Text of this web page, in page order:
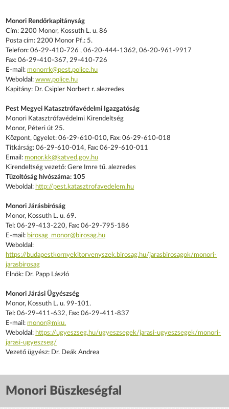
Monori Rendőrkapitányság
Cím: 2200 Monor, Kossuth L. u. 86
Posta cím: 2200 Monor Pf.: 5.
Telefon: 06-29-410-726 , 06-20-444-1362, 06-20-961-9917
Fax: 06-29-410-367, 29-410-726
E-mail: monorrk@pest.police.hu
Weboldal:www.police.hu
Kapitány: Dr. Csipler Norbert r. alezredes
Pest Megyei Katasztrófavédelmi Igazgatóság
Monori Katasztrófavédelmi Kirendeltség
Monor, Péteri út 25.
Központ, ügyelet: 06-29-610-010, Fax: 06-29-610-018
Titkárság: 06-29-610-014, Fax: 06-29-610-011
Email: monor.kk@katved.gov.hu
Kirendeltség vezető: Gere Imre tű. alezredes
Tűzoltóság hívószáma: 105
Weboldal: http://pest.katasztrofavedelem.hu
Monori Járásbíróság
Monor, Kossuth L. u. 69.
Tel: 06-29-413-220, Fax: 06-29-795-186
E-mail: birosag_monor@birosag.hu
Weboldal:
https://budapestkornyekitorvenyszek.birosag.hu/jarasbirosagok/monori-
jarasbirosag
Elnök: Dr. Papp László
Monori Járási Ügyészség
Monor, Kossuth L. u. 99-101.
Tel: 06-29-411-632, Fax: 06-29-411-837
E-mail: monor@mku.
Weboldal: https://ugyeszseg.hu/ugyeszsegek/jarasi-ugyeszsegek/monori-
jarasi-ugyeszseg/
Vezető ügyész: Dr. Deák Andrea
Monori Büszkeségfal